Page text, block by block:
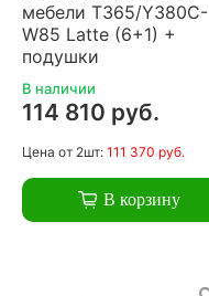
мебели T365/Y380C-
W85 Latte (6+1) +
подушки
В наличии
114 810 руб.
Цена от 2шт: 111 370 руб.
В корзину